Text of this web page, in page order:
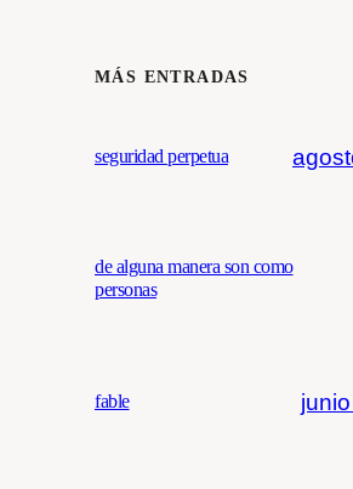
MÁS ENTRADAS
seguridad perpetua
de alguna manera son como
personas
fable